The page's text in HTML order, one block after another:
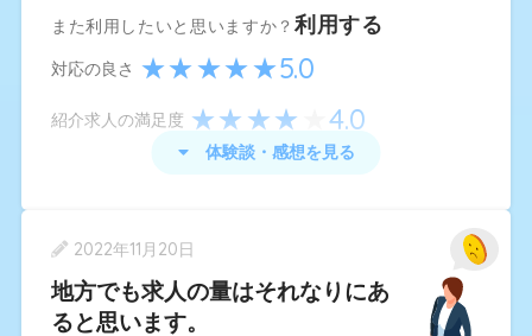
結局、別にやりたいことが見つかって、そのとき
もしまた転職の機会があれば積極的に利用させて
頂きたいと思います。
また利用したいと思いますか？ 利用する
対応の良さ 5.0
紹介求人の満足度 4.0
年齢関係なく求人数は非常に充実していました
し、30代で転職を目指すにもとても選択肢が広が
体験談・感想を見る
2022年11月20日
地方でも求人の量はそれなりにあ
ると思います。